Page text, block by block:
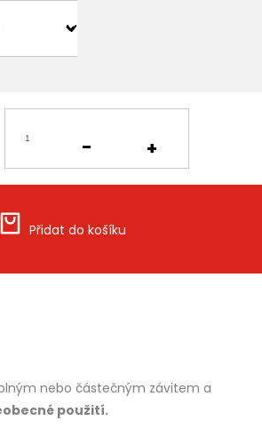
Přidat do košíku
nebo částečným závitem a
použití.